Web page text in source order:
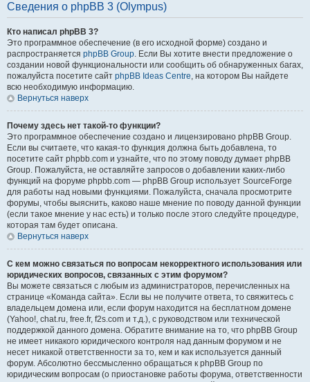
Сведения о phpBB 3 (Olympus)
Кто написал phpBB 3?
Это программное обеспечение (в его исходной форме) создано и
распространяется phpBB Group. Если Вы хотите внести предложение о
создании новой функциональности или сообщить об обнаруженных багах,
пожалуйста посетите сайт phpBB Ideas Centre, на котором Вы найдете
всю необходимую информацию.
Вернуться наверх
Почему здесь нет такой-то функции?
Это программное обеспечение создано и лицензировано phpBB Group.
Если вы считаете, что какая-то функция должна быть добавлена, то
посетите сайт phpbb.com и узнайте, что по этому поводу думает phpBB
Group. Пожалуйста, не оставляйте запросов о добавлении каких-либо
функций на форуме phpbb.com — phpBB Group использует SourceForge
для работы над новыми функциями. Пожалуйста, сначала просмотрите
форумы, чтобы выяснить, каково наше мнение по поводу данной функции
(если такое мнение у нас есть) и только после этого следуйте процедуре,
которая там будет описана.
Вернуться наверх
С кем можно связаться по вопросам некорректного использования или
юридических вопросов, связанных с этим форумом?
Вы можете связаться с любым из администраторов, перечисленных на
странице «Команда сайта». Если вы не получите ответа, то свяжитесь с
владельцем домена или, если форум находится на бесплатном домене
(Yahoo!, chat.ru, free.fr, f2s.com и т.д.), с руководством или технической
поддержкой данного домена. Обратите внимание на то, что phpBB Group
не имеет никакого юридического контроля над данным форумом и не
несет никакой ответственности за то, кем и как используется данный
форум. Абсолютно бессмысленно обращаться к phpBB Group по
юридическим вопросам (о приостановке работы форума, ответственности